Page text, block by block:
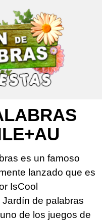
es un famoso
lanzado que es
IsCool
Jardín de palabras
de los juegos de